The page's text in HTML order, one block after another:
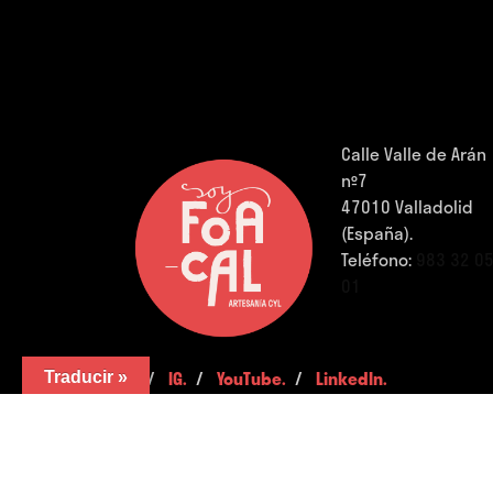
Calle Valle de Arán
nº7
47010 Valladolid
(España).
Teléfono:
FB. /IG. /YouTube. /LinkedIn.
Traducir »